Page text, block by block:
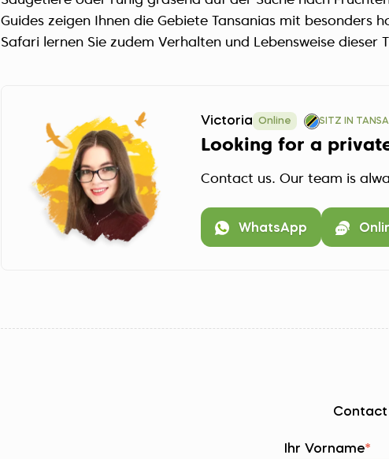
Guides zeigen Ihnen die Gebiete Tansanias mit besonders
Safari lernen Sie zudem Verhalten und Lebensweise dieser
Victoria Online SITZ IN
Looking for a
Contact us. Our team is
WhatsApp
Contact
Ihr Vorname*